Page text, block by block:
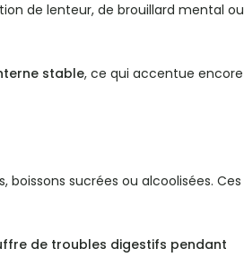
de lenteur, de brouillard mental ou
stable, ce qui accentue encore
boissons sucrées ou alcoolisées. Ces
de troubles digestifs pendant